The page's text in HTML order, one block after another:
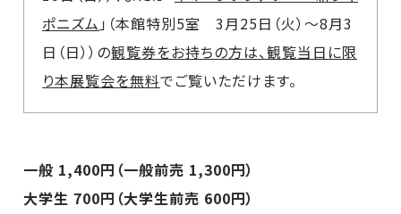
ポニズム 」（本館特別5室 3月25日（火）～8月3
日（日））の観覧券をお持ちの方は、観覧当日に限
り本展覧会を無料でご覧いただけます。
一般 1,400円（一般前売 1,300円）
大学生 700円（大学生前売 600円）